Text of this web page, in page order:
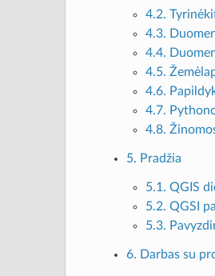
4.2.
4.3.
4.4.
4.5.
4.6.
4.7.
4.8.
5. Pradžia
5.1. QGIS
5.2. QGSI
5.3.
6. Darbas su